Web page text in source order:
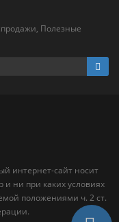
Полезные
интернет-сайт носит
ни при каких условиях
положениями ч. 2 ст.